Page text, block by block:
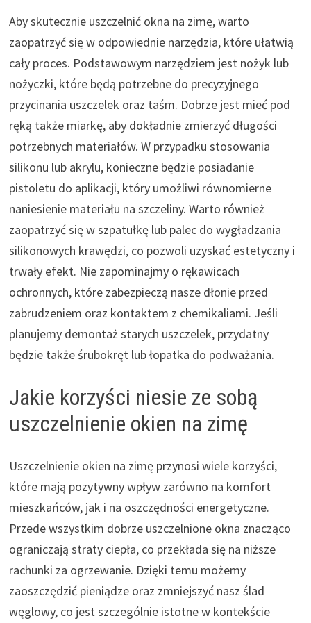
Aby skutecznie uszczelnić okna na zimę, warto
zaopatrzyć się w odpowiednie narzędzia, które ułatwią
cały proces. Podstawowym narzędziem jest nożyk lub
nożyczki, które będą potrzebne do precyzyjnego
przycinania uszczelek oraz taśm. Dobrze jest mieć pod
ręką także miarkę, aby dokładnie zmierzyć długości
potrzebnych materiałów. W przypadku stosowania
silikonu lub akrylu, konieczne będzie posiadanie
pistoletu do aplikacji, który umożliwi równomierne
naniesienie materiału na szczeliny. Warto również
zaopatrzyć się w szpatułkę lub palec do wygładzania
silikonowych krawędzi, co pozwoli uzyskać estetyczny i
trwały efekt. Nie zapominajmy o rękawicach
ochronnych, które zabezpieczą nasze dłonie przed
zabrudzeniem oraz kontaktem z chemikaliami. Jeśli
planujemy demontaż starych uszczelek, przydatny
będzie także śrubokręt lub łopatka do podważania.
Jakie korzyści niesie ze sobą
uszczelnienie okien na zimę
Uszczelnienie okien na zimę przynosi wiele korzyści,
które mają pozytywny wpływ zarówno na komfort
mieszkańców, jak i na oszczędności energetyczne.
Przede wszystkim dobrze uszczelnione okna znacząco
ograniczają straty ciepła, co przekłada się na niższe
rachunki za ogrzewanie. Dzięki temu możemy
zaoszczędzić pieniądze oraz zmniejszyć nasz ślad
węglowy, co jest szczególnie istotne w kontekście